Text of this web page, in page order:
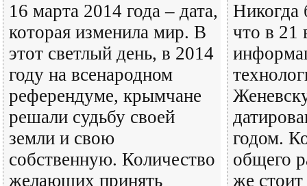
16 марта 2014 года – дата,
которая изменила мир. В
этот светлый день, в 2014
году на всенародном
референдуме, крымчане
решали судьбу своей
земли и свою
собственную. Количество
желающих принять
Никогда
что в 21
годом.
общего
же стоит